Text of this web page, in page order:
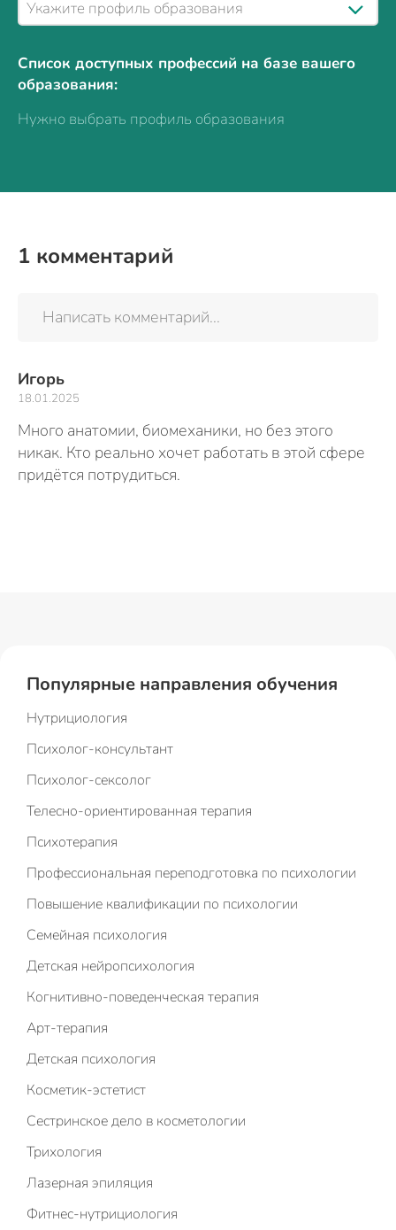
Список доступных профессий на базе вашего
образования:
Нужно выбрать профиль образования
1 комментарий
Написать комментарий...
Игорь
18.01.2025
Много анатомии, биомеханики, но без этого
никак. Кто реально хочет работать в этой сфере
придётся потрудиться.
Популярные направления обучения
Нутрициология
Психолог-консультант
Психолог-сексолог
Телесно-ориентированная терапия
Психотерапия
Профессиональная переподготовка по психологии
Повышение квалификации по психологии
Семейная психология
Детская нейропсихология
Когнитивно-поведенческая терапия
Арт-терапия
Детская психология
Косметик-эстетист
Сестринское дело в косметологии
Трихология
Лазерная эпиляция
Фитнес-нутрициология